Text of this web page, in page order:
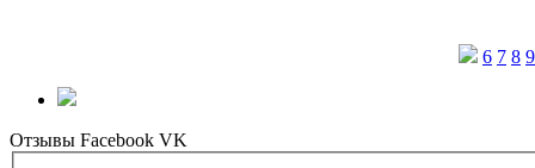
6 7 8 9
Отзывы Facebook VK